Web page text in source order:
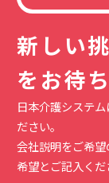
新しい
をお待
日本介護システ
ださい。
会社説明をご希
希望とご記入くだ